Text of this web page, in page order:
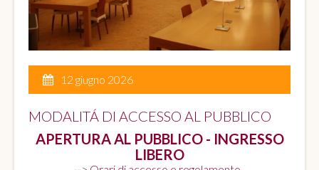
12 giugno 2026
MODALITÁ DI ACCESSO AL PUBBLICO
APERTURA AL PUBBLICO - INGRESSO
LIBERO